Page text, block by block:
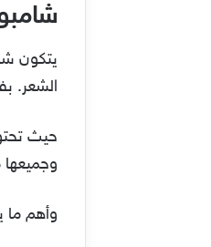
يتكون
الشعر.
حيث
وأهم ما